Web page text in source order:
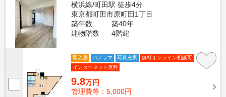
横浜線/町田駅 徒歩4分
東京都町田市原町田1丁目
築年数
築40年
建物階数
4階建
即入居 パノラマ 写真充実
無料オンライン相談可
インターネット無料
9.8万円
管理費等：5,000円